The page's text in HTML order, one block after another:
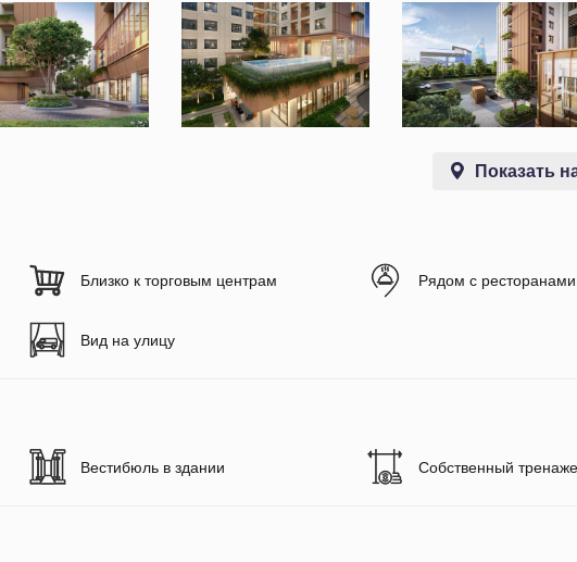
Показать
Близко к торговым центрам Рядом с ресторанами
Вид на улицу
Вестибюль в здании Собственный